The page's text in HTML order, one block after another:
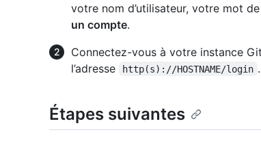
votre nom d’utilisateur, votre mot
un compte.
Connectez-vous à votre instance
l’adresse
http(s)://HOSTNAME/login .
Étapes suivantes